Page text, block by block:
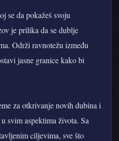
se da pokažeš svoju
je prilika da se dublje
Održi ravnotežu između
jasne granice kako bi
za otkrivanje novih dubina i
svim aspektima života. Sa
ciljevima, sve što